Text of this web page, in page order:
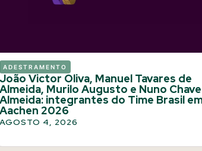
ADESTRAMENTO
João Victor Oliva, Manuel Tavares de
Almeida, Murilo Augusto e Nuno
Almeida: integrantes do Time Brasil
Aachen 2026
AGOSTO 4, 2026